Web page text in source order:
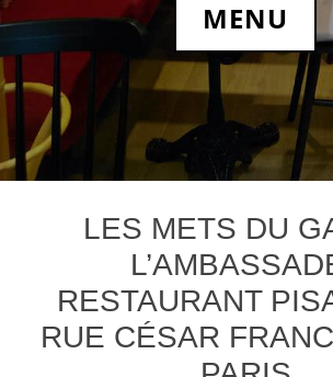
MENU
LES METS DU
RESTAURANT
RUE CÉSAR